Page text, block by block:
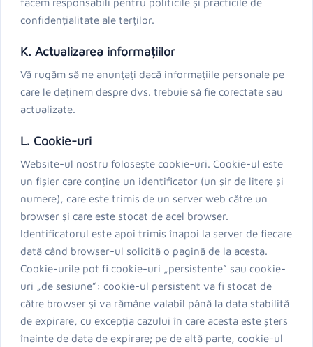
confidențialitate ale terților.
K. Actualizarea informațiilor
Vă rugăm să ne anunțați dacă informațiile personale pe
care le deținem despre dvs. trebuie să fie corectate sau
actualizate.
L. Cookie-uri
Website-ul nostru folosește cookie-uri. Cookie-ul este
un fișier care conține un identificator (un șir de litere și
numere), care este trimis de un server web către un
browser și care este stocat de acel browser.
Identificatorul este apoi trimis înapoi la server de fiecare
dată când browser-ul solicită o pagină de la acesta.
Cookie-urile pot fi cookie-uri „persistente” sau cookie-
uri „de sesiune”: cookie-ul persistent va fi stocat de
către browser și va rămâne valabil până la data stabilită
de expirare, cu excepția cazului în care acesta este șters
înainte de data de expirare; pe de altă parte, cookie-ul